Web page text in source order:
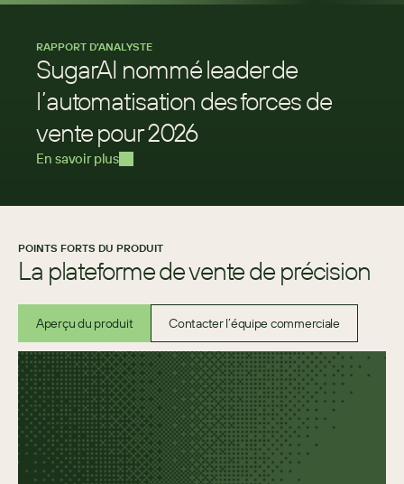
RAPPORT D’ANALYSTE
SugarAI nommé leader de
l’automatisation des forces de
vente pour 2026
En savoir plus
POINTS FORTS DU PRODUIT
La plateforme de vente de précision
Aperçu du produit Contacter l’équipe commerciale